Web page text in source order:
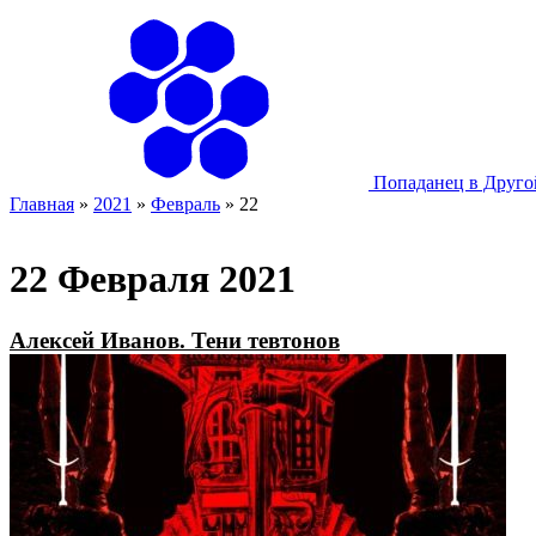
Попаданец в
Главная » 2021 » Февраль » 22
22 Февраля 2021
Алексей Иванов. Тени тевтонов